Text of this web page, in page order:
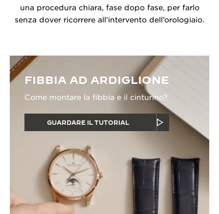
una procedura chiara, fase dopo fase, per farlo
senza dover ricorrere all’intervento dell’orologiaio.
FIBBIA AD ARDIGLIONE
Come montare la fibbia e il cinturino?
GUARDARE IL TUTORIAL